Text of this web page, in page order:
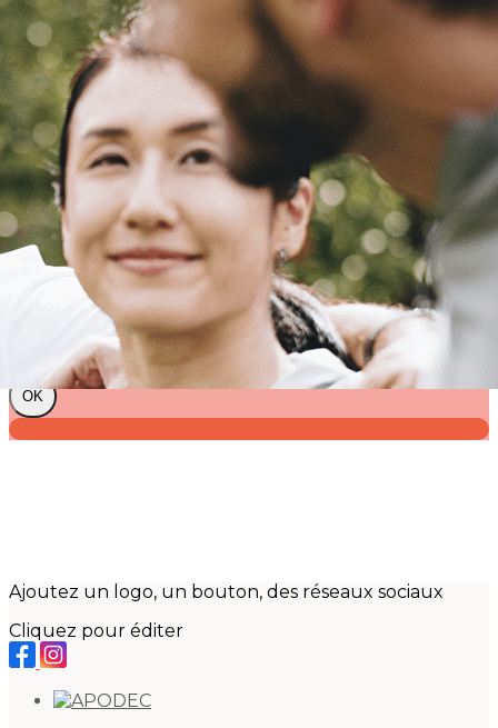
Exporter les lignes sélectionnées
Exporter toutes les colonnes
Exporter uniquement les colonnes affichées
Menu
?>
Images de la page d'accueil
Cliquez pour éditer
Texte, bouton et/ou inscription à la newsletter
Cliquez pour éditer
Je m'abonne à la newsletter
OK
Ajoutez un logo, un bouton, des réseaux sociaux
Cliquez pour éditer